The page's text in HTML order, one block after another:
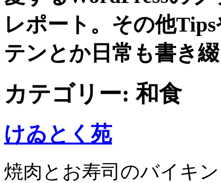
レポート。その他
テンとか日常も書き
カテゴリー:和食
けゐとく苑
焼肉とお寿司のバイキ